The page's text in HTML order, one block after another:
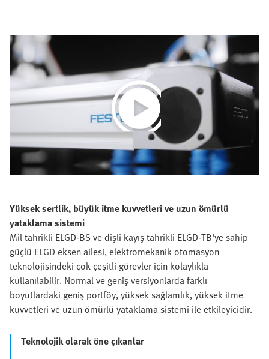
Play
Video
Yüksek sertlik, büyük itme kuvvetleri ve uzun ömürlü
yataklama sistemi
Mil tahrikli ELGD-BS ve dişli kayış tahrikli ELGD-TB'ye sahip
güçlü ELGD eksen ailesi, elektromekanik otomasyon
teknolojisindeki çok çeşitli görevler için kolaylıkla
kullanılabilir. Normal ve geniş versiyonlarda farklı
boyutlardaki geniş portföy, yüksek sağlamlık, yüksek itme
kuvvetleri ve uzun ömürlü yataklama sistemi ile etkileyicidir.
Teknolojik olarak öne çıkanlar